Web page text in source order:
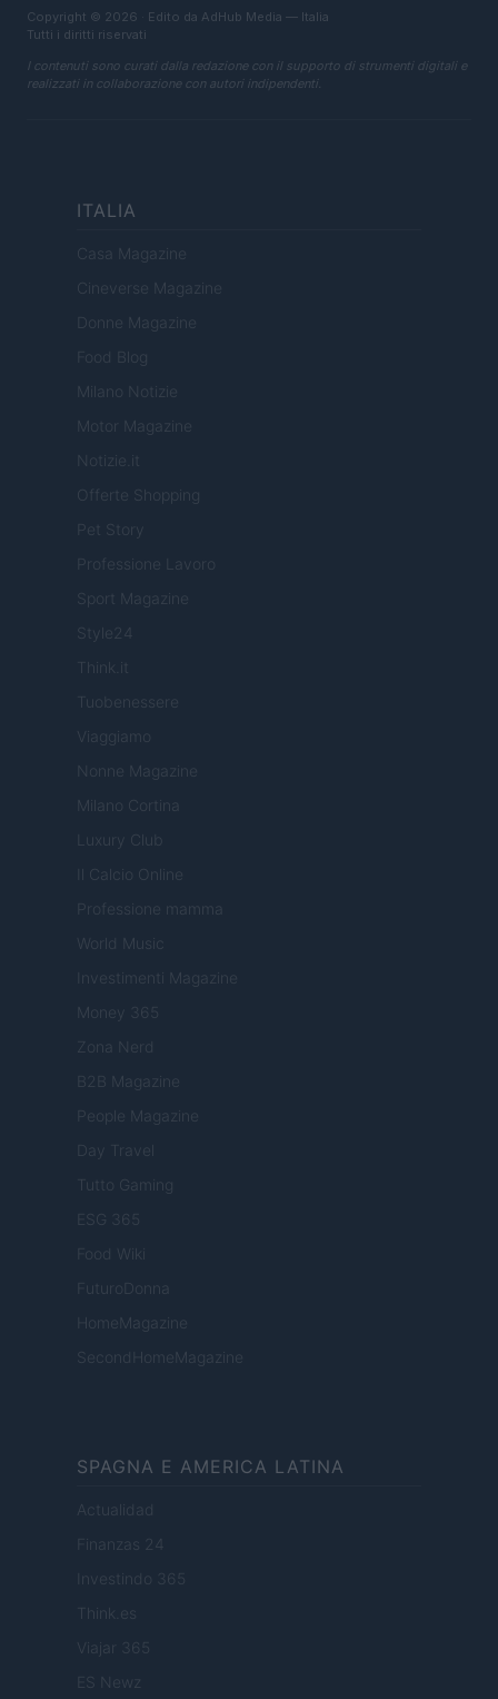
Copyright © 2026 · Edito da AdHub Media — Italia
Tutti i diritti riservati
I contenuti sono curati dalla redazione con il supporto di strumenti digitali e
realizzati in collaborazione con autori indipendenti.
ITALIA
Casa Magazine
Cineverse Magazine
Donne Magazine
Food Blog
Milano Notizie
Motor Magazine
Notizie.it
Offerte Shopping
Pet Story
Professione Lavoro
Sport Magazine
Style24
Think.it
Tuobenessere
Viaggiamo
Nonne Magazine
Milano Cortina
Luxury Club
Il Calcio Online
Professione mamma
World Music
Investimenti Magazine
Money 365
Zona Nerd
B2B Magazine
People Magazine
Day Travel
Tutto Gaming
ESG 365
Food Wiki
FuturoDonna
HomeMagazine
SecondHomeMagazine
SPAGNA E AMERICA LATINA
Actualidad
Finanzas 24
Investindo 365
Think.es
Viajar 365
ES Newz